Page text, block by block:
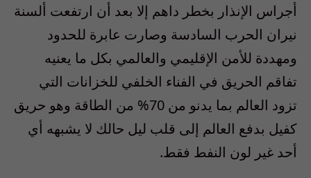
أجراس الإنذار بخطر داهم إلا بعد أن ارتفعت ألسنة
نيران الحرب السادسة وصارت عابرة للحدود
ومهددة للأمن الإقليمي والعالمي بكل ما يعنيه
تفاقم الحريق في الفناء الخلفي للخزانات التي
تزود العالم بما يدنو من 70% من الطاقة وهو حريق
كفيل بدفع العالم إلى قلب ليل حالك لا يشبهه أي
أحد غير لون النفط فقط.